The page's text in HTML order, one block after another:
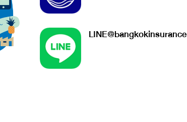
LINE@bangkokinsurance